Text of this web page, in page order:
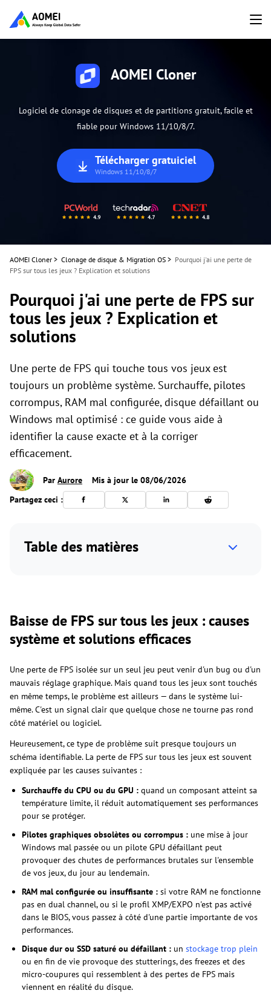
AOMEI Cloner
Logiciel de clonage de disques et de partitions gratuit, facile et
fiable pour Windows 11/10/8/7.
Télécharger gratuiciel
Windows 11/10/8/7
AOMEI Cloner > Clonage de disque & Migration OS > Pourquoi j'ai une perte de
FPS sur tous les jeux ? Explication et solutions
Pourquoi j'ai une perte de FPS sur
tous les jeux ? Explication et
solutions
Une perte de FPS qui touche tous vos jeux est
toujours un problème système. Surchauffe, pilotes
corrompus, RAM mal configurée, disque défaillant ou
Windows mal optimisé : ce guide vous aide à
identifier la cause exacte et à la corriger
efficacement.
Par Aurore
Mis à jour le 08/06/2026
Partagez ceci :
Table des matières
Baisse de FPS sur tous les jeux : causes
système et solutions efficaces
Une perte de FPS isolée sur un seul jeu peut venir d'un bug ou d'un
mauvais réglage graphique. Mais quand tous les jeux sont touchés
en même temps, le problème est ailleurs — dans le système lui-
même. C'est un signal clair que quelque chose ne tourne pas rond
côté matériel ou logiciel.
Heureusement, ce type de problème suit presque toujours un
schéma identifiable. La perte de FPS sur tous les jeux est souvent
expliquée par les causes suivantes :
Surchauffe du CPU ou du GPU : quand un composant atteint sa
température limite, il réduit automatiquement ses performances
pour se protéger.
Pilotes graphiques obsolètes ou corrompus : une mise à jour
Windows mal passée ou un pilote GPU défaillant peut
provoquer des chutes de performances brutales sur l'ensemble
de vos jeux, du jour au lendemain.
RAM mal configurée ou insuffisante : si votre RAM ne fonctionne
pas en dual channel, ou si le profil XMP/EXPO n'est pas activé
dans le BIOS, vous passez à côté d'une partie importante de vos
performances.
Disque dur ou SSD saturé ou défaillant : un stockage trop plein
ou en fin de vie provoque des stutterings, des freezes et des
micro-coupures qui ressemblent à des pertes de FPS mais
viennent en réalité du disque.